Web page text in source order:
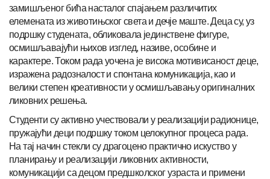
замишљеног бића насталог спајањем различитих
елемената из животињског света и дечје маште. Деца су, уз
подршку студената, обликовала јединствене фигуре,
осмишљавајући њихов изглед, називе, особине и
карактере. Током рада уочена је висока мотивисаност деце,
изражена радозналост и спонтана комуникација, као и
велики степен креативности у осмишљавању оригиналних
ликовних решења.
Студенти су активно учествовали у реализацији радионице,
пружајући деци подршку током целокупног процеса рада.
На тај начин стекли су драгоцено практично искуство у
планирању и реализацији ликовних активности,
комуникацији са децом предшколског узраста и примени